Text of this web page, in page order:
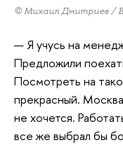
© Михаил Дмитриев /
— Я учусь на
Предложили
Посмотреть на
прекрасный.
не хочется.
все же выбрал бы